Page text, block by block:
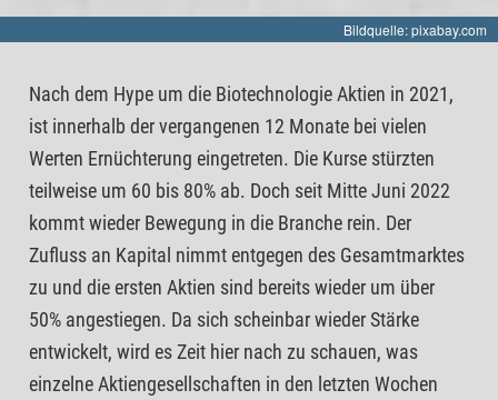
Bildquelle: pixabay.com
Nach dem Hype um die Biotechnologie Aktien in 2021,
ist innerhalb der vergangenen 12 Monate bei vielen
Werten Ernüchterung eingetreten. Die Kurse stürzten
teilweise um 60 bis 80% ab. Doch seit Mitte Juni 2022
kommt wieder Bewegung in die Branche rein. Der
Zufluss an Kapital nimmt entgegen des Gesamtmarktes
zu und die ersten Aktien sind bereits wieder um über
50% angestiegen. Da sich scheinbar wieder Stärke
entwickelt, wird es Zeit hier nach zu schauen, was
einzelne Aktiengesellschaften in den letzten Wochen